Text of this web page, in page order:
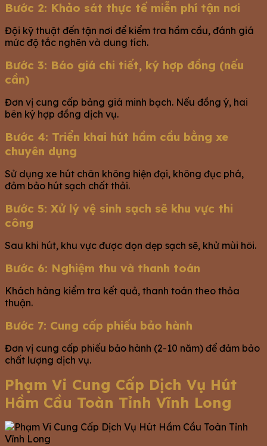
Bước 2: Khảo sát thực tế miễn phí tận nơi
Đội kỹ thuật đến tận nơi để kiểm tra hầm cầu, đánh giá
mức độ tắc nghẽn và dung tích.
Bước 3: Báo giá chi tiết, ký hợp đồng (nếu
cần)
Đơn vị cung cấp bảng giá minh bạch. Nếu đồng ý, hai
bên ký hợp đồng dịch vụ.
Bước 4: Triển khai hút hầm cầu bằng xe
chuyên dụng
Sử dụng xe hút chân không hiện đại, không đục phá,
đảm bảo hút sạch chất thải.
Bước 5: Xử lý vệ sinh sạch sẽ khu vực thi
công
Sau khi hút, khu vực được dọn dẹp sạch sẽ, khử mùi hôi.
Bước 6: Nghiệm thu và thanh toán
Khách hàng kiểm tra kết quả, thanh toán theo thỏa
thuận.
Bước 7: Cung cấp phiếu bảo hành
Đơn vị cung cấp phiếu bảo hành (2-10 năm) để đảm bảo
chất lượng dịch vụ.
Phạm Vi Cung Cấp Dịch Vụ Hút
Hầm Cầu Toàn Tỉnh Vĩnh Long